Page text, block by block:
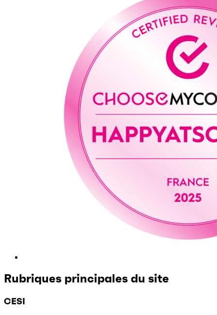
Rubriques principales du site
CESI